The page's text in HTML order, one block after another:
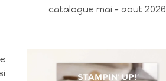
catalogue mai - aout 2026